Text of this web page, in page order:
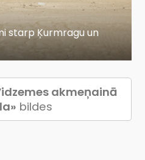
starp Ķurmragu un
akmeņainā
bildes